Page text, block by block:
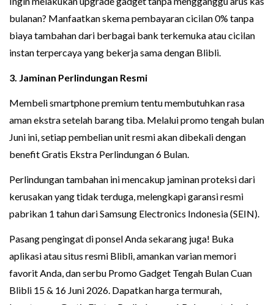
bulanan? Manfaatkan skema pembayaran cicilan 0% tanpa
biaya tambahan dari berbagai bank terkemuka atau cicilan
instan terpercaya yang bekerja sama dengan Blibli.
3. Jaminan Perlindungan Resmi
Membeli smartphone premium tentu membutuhkan rasa
aman ekstra setelah barang tiba. Melalui promo tengah bulan
Juni ini, setiap pembelian unit resmi akan dibekali dengan
benefit Gratis Ekstra Perlindungan 6 Bulan.
Perlindungan tambahan ini mencakup jaminan proteksi dari
kerusakan yang tidak terduga, melengkapi garansi resmi
pabrikan 1 tahun dari Samsung Electronics Indonesia (SEIN).
Pasang pengingat di ponsel Anda sekarang juga! Buka
aplikasi atau situs resmi Blibli, amankan varian memori
favorit Anda, dan serbu Promo Gadget Tengah Bulan Cuan
Blibli 15 & 16 Juni 2026. Dapatkan harga termurah,